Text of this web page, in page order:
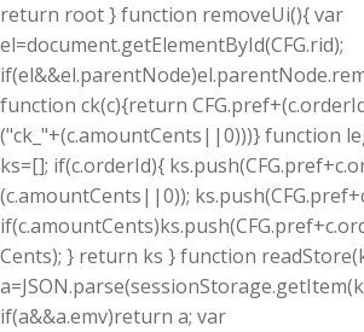
return root } function removeUi(){ var
el=document.getElementById(CFG.rid);
function ck(c){return
("ck_"+(c.amountCents||0)))} function
ks=[]; if(c.orderId){
(c.amountCents||0));
Cents); } return ks } function
if(a&&a.emv)return a; var